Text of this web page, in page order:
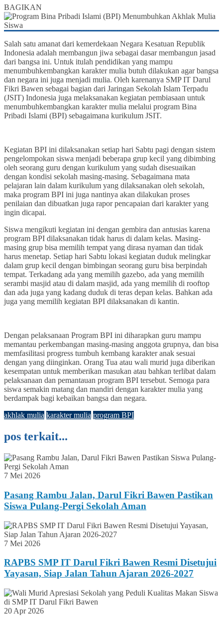
BAGIKAN
Salah satu amanat dari kemerdekaan Negara Kesatuan Republik
Indonesia adalah membangun jiwa sebagai dasar membangun jasad
dari bangsa ini. Untuk itulah pendidikan yang mampu
menumbuhkembangkan karakter mulia butuh dilakukan agar bangsa
dan negara ini juga menjadi mulia. Oleh karenanya SMP IT Darul
Fikri Bawen sebagai bagian dari Jaringan Sekolah Islam Terpadu
(JSIT) Indonesia juga melaksanakan kegiatan pembiasaan untuk
menumbuhkembangkan karakter mulia melalui program Bina
Pribadi Islami (BPI) sebagaimana kurikulum JSIT.
Kegiatan BPI ini dilaksanakan setiap hari Sabtu pagi dengan sistem
pengelompokan siswa menjadi beberapa grup kecil yang dibimbing
oleh seorang guru dengan kurikulum yang sudah disesuaikan
dengan kondisi sekolah masing-masing. Sebagaimana mata
pelajaran lain dalam kurikulum yang dilaksanakan oleh sekolah,
maka program BPI ini juga nantinya akan dilakukan proses
penilaian dan dibuatkan juga rapor pencapaian dari karakter yang
ingin dicapai.
Siswa mengikuti kegiatan ini dengan gembira dan antusias karena
program BPI dilaksanakan tidak harus di dalam kelas. Masing-
masing grup bisa memilih tempat yang dirasa nyaman dan tidak
harus menetap. Setiap hari Sabtu lokasi kegiatan duduk melingkar
dalam grup kecil dengan bimbingan seorang guru bisa berpindah
tempat. Terkadang ada yang memilih gazebo, ada yang memilih
serambi masjid atau di dalam masjid, ada yang memilih di rooftop
dan ada juga yang kadang duduk di teras depan kelas. Bahkan ada
juga yang memilih kegiatan BPI dilaksanakan di kantin.
Dengan pelaksanaan Program BPI ini diharapkan guru mampu
memantau perkembangan masing-masing anggota grupnya, dan bisa
memfasilitasi progress tumbuh kembang karakter anak sesuai
dengan yang diinginkan. Orang Tua atau wali murid juga diberikan
kesempatan untuk memberikan masukan atau bahkan terlibat dalam
pelaksanaan dan pemantauan program BPI tersebut. Semoga para
siswa semakin matang dan mandiri dengan karakter mulia yang
berdampak bagi kebaikan bangsa dan negara.
akhlak mulia karakter mulia program BPI
pos terkait...
7 Mei 2026
Pasang Rambu Jalan, Darul Fikri Bawen Pastikan
Siswa Pulang-Pergi Sekolah Aman
7 Mei 2026
RAPBS SMP IT Darul Fikri Bawen Resmi Disetujui
Yayasan, Siap Jalan Tahun Ajaran 2026-2027
20 Apr 2026